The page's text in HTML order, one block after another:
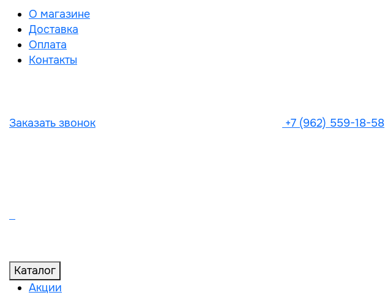
О магазине
Доставка
Оплата
Контакты
Заказать звонок +7 (962) 559-18-58
Каталог
Акции